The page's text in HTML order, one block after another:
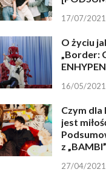
17/07/2021
O życiu
„Border:
ENHYPEN
16/05/2021
Czym dla
jest
z „BAMBI”
27/04/2021